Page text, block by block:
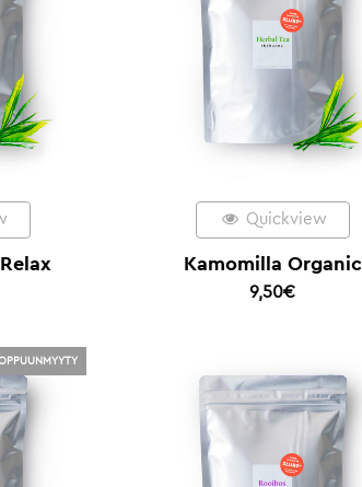
Quickview
Kamomilla Organic
9,50€